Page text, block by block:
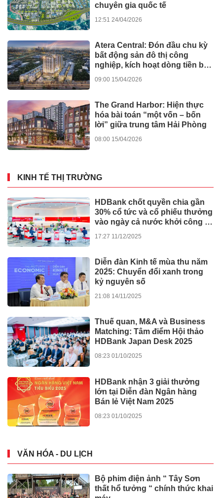
chuyên gia quốc tế
12:51 24/04/2026
Atera Central: Đón đầu chu kỳ
bất động sản đô thị công
nghiệp, kích hoạt dòng tiền bền
09:00 15/04/2026
The Grand Harbor: Hiện thực
hóa bài toán “một vốn – bốn
lời” giữa trung tâm Hải Phòng
08:00 15/04/2026
KINH TẾ THỊ TRƯỜNG
HDBank chốt quyền chia gần
30% cổ tức và cổ phiếu thưởng
vào ngày cả nước khởi công -
17:27 11/12/2025
Diễn đàn Kinh tế mùa thu năm
202̀5: Chuyển đổi xanh trong
kỷ nguyên số
21:08 14/11/2025
Thuế quan, M&A và Business
Matching: Tâm điểm Hội thảo
HDBank Japan Desk 2025
08:23 01/10/2025
HDBank nhận 3 giải thưởng
lớn tại Diễn đàn Ngân hàng
Bán lẻ Việt Nam 2025
08:23 01/10/2025
VĂN HÓA - DU LỊCH
Bộ phim điện ảnh “ Tây Sơn
thất hổ tưởng “ chính thức khai